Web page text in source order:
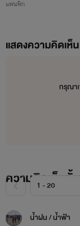
หญิงวัยสามสิบสอง
ชีวิตเฝ้าคอย
แฟนฟิก
แสดงความคิดเห็น
กรุณา
ความคิดเห็นทั้
น้ำฝน / น้ำฟ้า